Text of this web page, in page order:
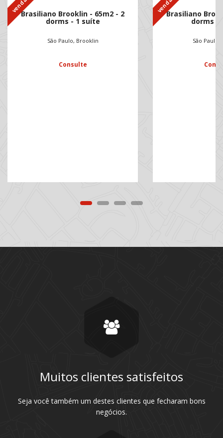
Brasiliano Brooklin - 65m2 - 2
dorms - 1 suíte
São Paulo, Brooklin
venda
Consulte
Brasiliano
dorms -
São Paulo,
venda
Muitos clientes satisfeitos
Seja você também um destes clientes que fecharam bons
negócios.